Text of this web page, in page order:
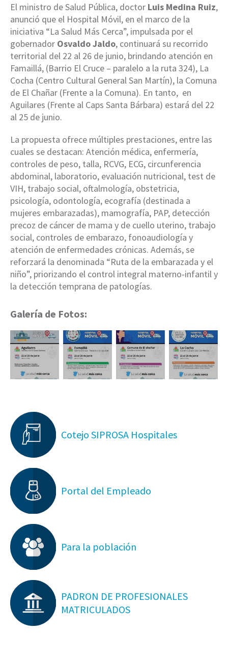
El ministro de Salud Pública, doctor Luis Medina Ruiz,
anunció que el Hospital Móvil, en el marco de la
iniciativa “La Salud Más Cerca”, impulsada por el
gobernador Osvaldo Jaldo, continuará su recorrido
territorial del 22 al 26 de junio, brindando atención en
Famaillá, (Barrio El Cruce – paralelo a la ruta 324), La
Cocha (Centro Cultural General San Martín), la Comuna
de El Chañar (Frente a la Comuna). En tanto, en
Aguilares (Frente al Caps Santa Bárbara) estará del 22
al 25 de junio.
La propuesta ofrece múltiples prestaciones, entre las
cuales se destacan: Atención médica, enfermería,
controles de peso, talla, RCVG, ECG, circunferencia
abdominal, laboratorio, evaluación nutricional, test de
VIH, trabajo social, oftalmología, obstetricia,
psicología, odontología, ecografía (destinada a
mujeres embarazadas), mamografía, PAP, detección
precoz de cáncer de mama y de cuello uterino, trabajo
social, controles de embarazo, fonoaudiología y
atención de enfermedades crónicas. Además, se
reforzará la denominada “Ruta de la embarazada y el
niño”, priorizando el control integral materno-infantil y
la detección temprana de patologías.
Galería de Fotos:
Cotejo SIPROSA Hospitales
Portal del Empleado
Para la población
PADRON DE PROFESIONALES
MATRICULADOS